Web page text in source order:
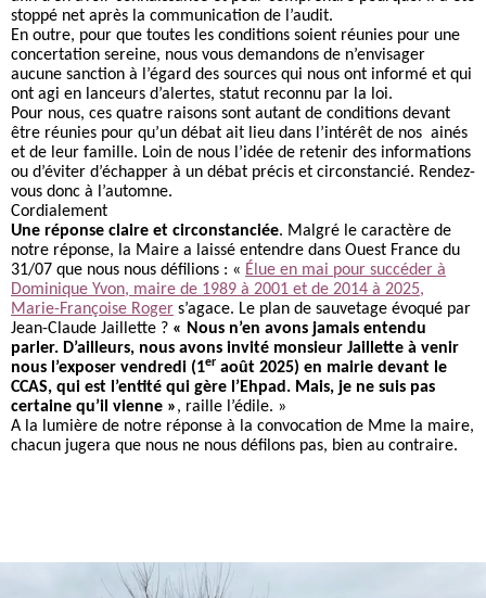
stoppé net après la communication de l’audit.
En outre, pour que toutes les conditions soient réunies pour une
concertation sereine, nous vous demandons de n’envisager
aucune sanction à l’égard des sources qui nous ont informé et qui
ont agi en lanceurs d’alertes, statut reconnu par la loi.
Pour nous, ces quatre raisons sont autant de conditions devant
être réunies pour qu’un débat ait lieu dans l’intérêt de nos ainés
et de leur famille. Loin de nous l’idée de retenir des informations
ou d’éviter d’échapper à un débat précis et circonstancié. Rendez-
vous donc à l’automne.
Cordialement
Une réponse claire et circonstanciée. Malgré le caractère de
notre réponse, la Maire a laissé entendre dans Ouest France du
31/07 que nous nous défilions : « Élue en mai pour succéder à
Dominique Yvon, maire de 1989 à 2001 et de 2014 à 2025,
Marie-Françoise Roger s’agace. Le plan de sauvetage évoqué par
Jean-Claude Jaillette ? « Nous n’en avons jamais entendu
parler. D’ailleurs, nous avons invité monsieur Jaillette à venir
nous l’exposer vendredi (1er août 2025) en mairie devant le
CCAS, qui est l’entité qui gère l’Ehpad. Mais, je ne suis pas
certaine qu’il vienne », raille l’édile. »
A la lumière de notre réponse à la convocation de Mme la maire,
chacun jugera que nous ne nous défilons pas, bien au contraire.